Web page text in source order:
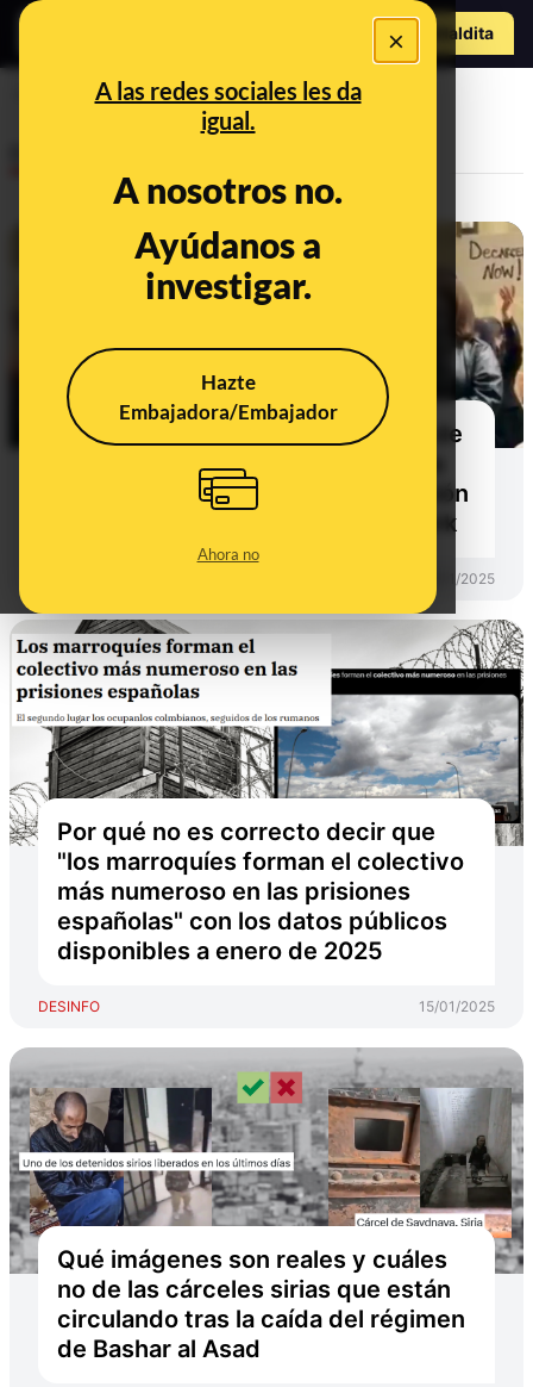
×
A las redes sociales les da
igual.
A nosotros no.
Ayúdanos a
investigar.
Hazte
Embajadora/Embajador
Ahora no
Hazte Maldita
CONTEXTO
Qué ha dicho y qué no el alcalde de
Nueva York sobre liberar a presos
de las cárceles y quitar financiación
al Cuerpo de Policía de Nueva York
19/11/2025
Por qué no es correcto decir que
"los marroquíes forman el colectivo
más numeroso en las prisiones
españolas" con los datos públicos
disponibles a enero de 2025
DESINFO 15/01/2025
Qué imágenes son reales y cuáles
no de las cárceles sirias que están
circulando tras la caída del régimen
de Bashar al Asad